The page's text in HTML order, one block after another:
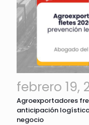
febrero 19,
Agroexportadores
anticipación
negocio